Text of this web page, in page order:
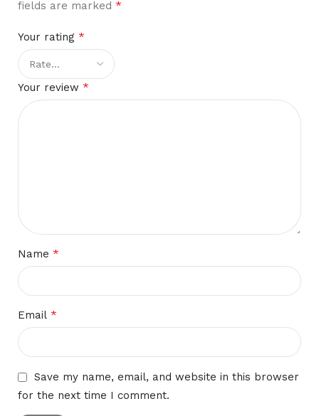
fields are marked *
Your rating *
Your review *
Name *
Email *
Save my name, email, and website in this browser
for the next time I comment.